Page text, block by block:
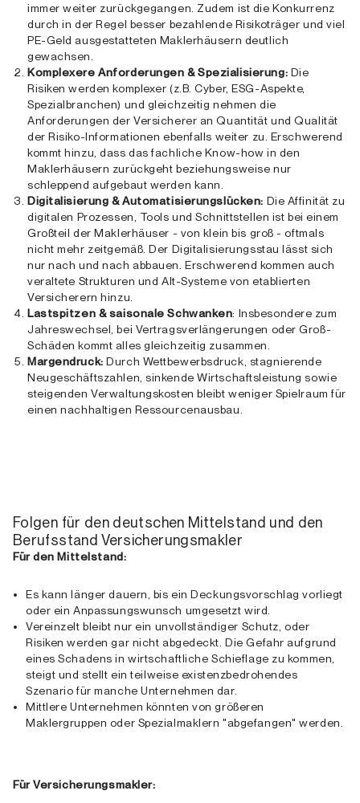
immer weiter zurückgegangen. Zudem ist die Konkurrenz
durch in der Regel besser bezahlende Risikoträger und viel
PE-Geld ausgestatteten Maklerhäusern deutlich
gewachsen.
Komplexere Anforderungen & Spezialisierung: Die
Risiken werden komplexer (z.B. Cyber, ESG-Aspekte,
Spezialbranchen) und gleichzeitig nehmen die
Anforderungen der Versicherer an Quantität und Qualität
der Risiko-Informationen ebenfalls weiter zu. Erschwerend
kommt hinzu, dass das fachliche Know-how in den
Maklerhäusern zurückgeht beziehungsweise nur
schleppend aufgebaut werden kann.
Digitalisierung & Automatisierungslücken: Die Affinität zu
digitalen Prozessen, Tools und Schnittstellen ist bei einem
Großteil der Maklerhäuser - von klein bis groß - oftmals
nicht mehr zeitgemäß. Der Digitalisierungsstau lässt sich
nur nach und nach abbauen. Erschwerend kommen auch
veraltete Strukturen und Alt-Systeme von etablierten
Versicherern hinzu.
Lastspitzen & saisonale Schwanken: Insbesondere zum
Jahreswechsel, bei Vertragsverlängerungen oder Groß-
Schäden kommt alles gleichzeitig zusammen.
Margendruck: Durch Wettbewerbsdruck, stagnierende
Neugeschäftszahlen, sinkende Wirtschaftsleistung sowie
steigenden Verwaltungskosten bleibt weniger Spielraum für
einen nachhaltigen Ressourcenausbau.
Folgen für den deutschen Mittelstand und den
Berufsstand Versicherungsmakler
Für den Mittelstand:
Es kann länger dauern, bis ein Deckungsvorschlag vorliegt
oder ein Anpassungswunsch umgesetzt wird.
Vereinzelt bleibt nur ein unvollständiger Schutz, oder
Risiken werden gar nicht abgedeckt. Die Gefahr aufgrund
eines Schadens in wirtschaftliche Schieflage zu kommen,
steigt und stellt ein teilweise existenzbedrohendes
Szenario für manche Unternehmen dar.
Mittlere Unternehmen könnten von größeren
Maklergruppen oder Spezialmaklern "abgefangen" werden.
Für Versicherungsmakler: